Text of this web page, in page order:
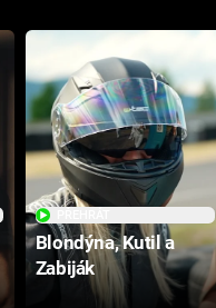
Blondýna, Kutil a
Zabiják